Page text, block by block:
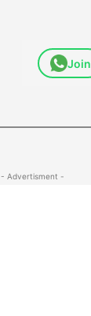
Join
- Advertisment -